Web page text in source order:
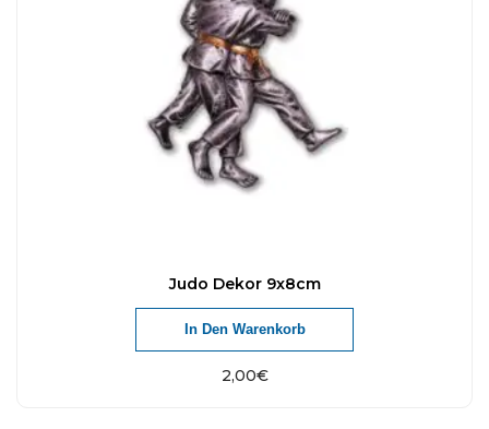
Judo Dekor 9x8cm
2,00€
In Den Warenkorb